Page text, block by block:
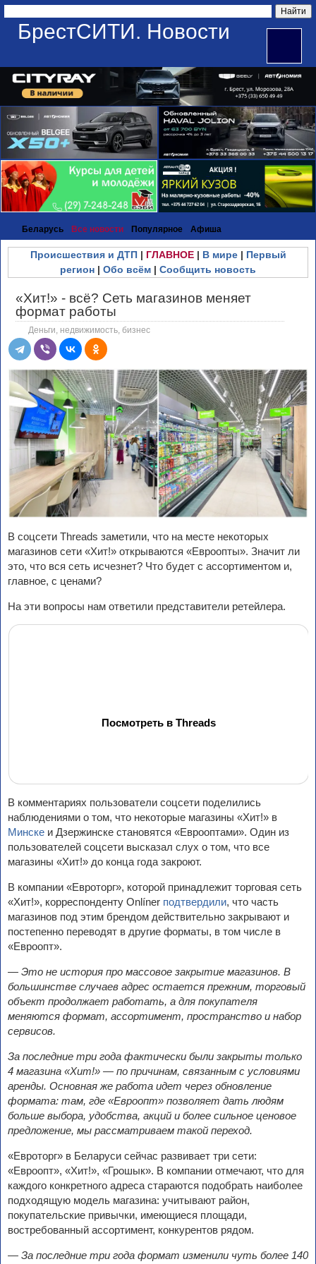
БрестСИТИ. Новости
Беларусь Все новости Популярное Афиша
Происшествия и ДТП| ГЛАВНОЕ| В мире| Первый
регион | Обо всём | Сообщить новость
«Хит!» - всё? Сеть магазинов меняет
формат работы
Деньги, недвижимость, бизнес
В соцсети Threads заметили, что на месте некоторых
магазинов сети «Хит!» открываются «Евроопты». Значит ли
это, что вся сеть исчезнет? Что будет с ассортиментом и,
главное, с ценами?
На эти вопросы нам ответили представители ретейлера.
Посмотреть в Threads
В комментариях пользователи соцсети поделились
наблюдениями о том, что некоторые магазины «Хит!» в
Минске и Дзержинске становятся «Еврооптами». Один из
пользователей соцсети высказал слух о том, что все
магазины «Хит!» до конца года закроют.
В компании «Евроторг», которой принадлежит торговая сеть
«Хит!», корреспонденту Onlíner подтвердили, что часть
магазинов под этим брендом действительно закрывают и
постепенно переводят в другие форматы, в том числе в
«Евроопт».
— Это не история про массовое закрытие магазинов. В
большинстве случаев адрес остается прежним, торговый
объект продолжает работать, а для покупателя
меняются формат, ассортимент, пространство и набор
сервисов.
За последние три года фактически были закрыты только
4 магазина «Хит!» — по причинам, связанным с условиями
аренды. Основная же работа идет через обновление
формата: там, где «Евроопт» позволяет дать людям
больше выбора, удобства, акций и более сильное ценовое
предложение, мы рассматриваем такой переход.
«Евроторг» в Беларуси сейчас развивает три сети:
«Евроопт», «Хит!», «Грошык». В компании отмечают, что для
каждого конкретного адреса стараются подобрать наиболее
подходящую модель магазина: учитывают район,
покупательские привычки, имеющиеся площади,
востребованный ассортимент, конкурентов рядом.
— За последние три года формат изменили чуть более 140